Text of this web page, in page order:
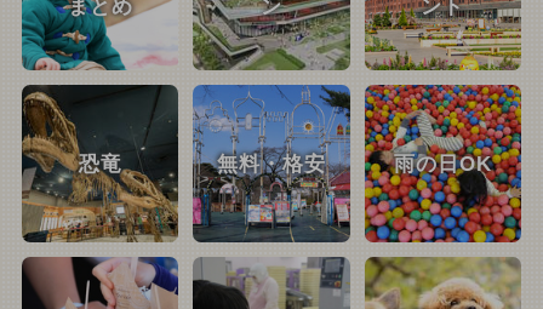
まとめ
ン
ント
恐竜 無料・格安 雨の日OK